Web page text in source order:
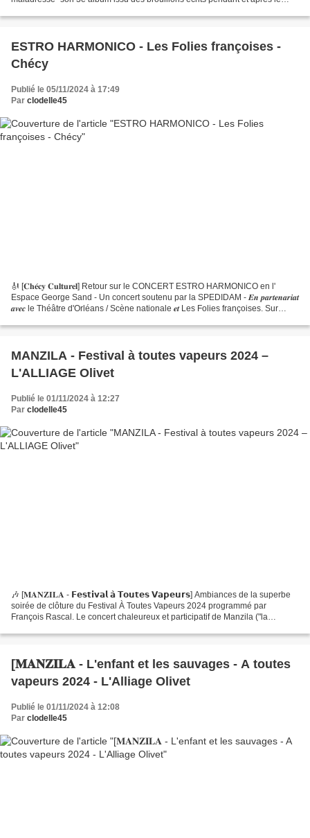
ESTRO HARMONICO - Les Folies françoises -
Chécy
Publié le 05/11/2024 à 17:49
Par clodelle45
🎻 [𝐂𝐡𝐞́𝐜𝐲 𝐂𝐮𝐥𝐭𝐮𝐫𝐞𝐥] Retour sur le CONCERT ESTRO HARMONICO en l'
Espace George Sand - Un concert soutenu par la SPEDIDAM - 𝑬𝒏 𝒑𝒂𝒓𝒕𝒆𝒏𝒂𝒓𝒊𝒂𝒕
𝒂𝒗𝒆𝒄 le Théâtre d'Orléans / Scène nationale 𝒆𝒕 Les Folies françoises. Sur
MANZILA - Festival à toutes vapeurs 2024 –
L'ALLIAGE Olivet
Publié le 01/11/2024 à 12:27
Par clodelle45
🎶 [𝐌𝐀𝐍𝐙𝐈𝐋𝐀 - 𝗙𝗲𝘀𝘁𝗶𝘃𝗮𝗹 𝗮̀ 𝗧𝗼𝘂𝘁𝗲𝘀 𝗩𝗮𝗽𝗲𝘂𝗿𝘀] Ambiances de la superbe
soirée de clôture du Festival À Toutes Vapeurs 2024 programmé par
François Rascal. Le concert chaleureux et participatif de Manzila ("la
[𝐌𝐀𝐍𝐙𝐈𝐋𝐀 - L'enfant et les sauvages - A toutes
vapeurs 2024 - L'Alliage Olivet
Publié le 01/11/2024 à 12:08
Par clodelle45